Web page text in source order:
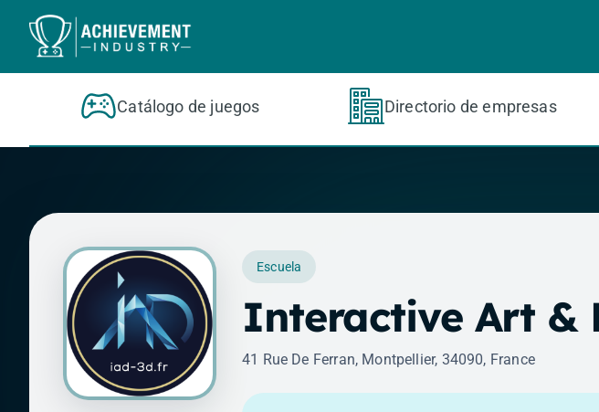
Saltar al contenido principal
Catálogo de juegos Directorio de empresas
Escuela
Interactive Art &
41 Rue De Ferran, Montpellier, 34090, France